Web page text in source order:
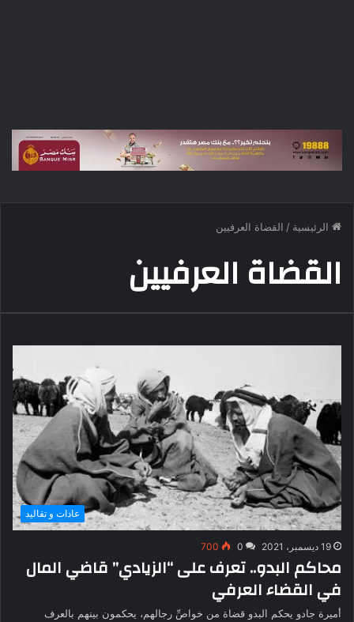
الرئيسية / القضاة العرفيين
القضاة العرفيين
عادات و تقاليد
19 ديسمبر، 2021 0
700
محاكم البدو.. تعرف على “الزيادي” قاضي المال
في القضاء العرفي
أميرة جادو يحكم البدو قضاة من خواصِّ رجالهم، يحكمون بينهم بالعرف